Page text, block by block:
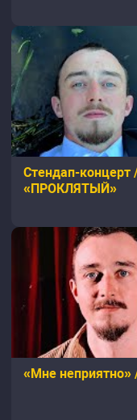
Стендап-
«ПРОКЛЯТЫЙ»
«Мне